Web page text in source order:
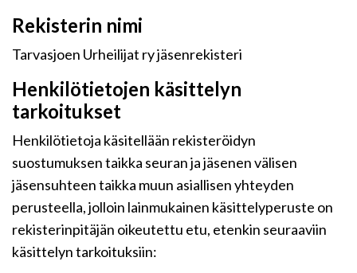
Rekisterin nimi
Tarvasjoen Urheilijat ry jäsenrekisteri
Henkilötietojen käsittelyn
tarkoitukset
Henkilötietoja käsitellään rekisteröidyn
suostumuksen taikka seuran ja jäsenen välisen
jäsensuhteen taikka muun asiallisen yhteyden
perusteella, jolloin lainmukainen käsittelyperuste on
rekisterinpitäjän oikeutettu etu, etenkin seuraaviin
käsittelyn tarkoituksiin: